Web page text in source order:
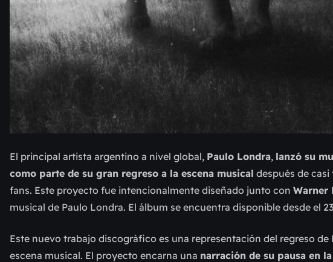
El principal artista argentino a nivel global, Paulo Londra, lanzó su
como parte de su gran regreso a la escena musical después de
fans. Este proyecto fue intencionalmente diseñado junto con Warner
musical de Paulo Londra. El álbum se encuentra disponible desde el
Este nuevo trabajo discográfico es una representación del regreso
escena musical. El proyecto encarna una narración de su pausa en